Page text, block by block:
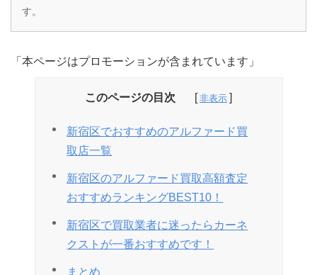
す。
「本ページはプロモーションが含まれています」
このページの目次
新宿区でおすすめのアルファード買
取店一覧
新宿区のアルファード買取高額査定
おすすめランキングBEST10！
新宿区で買取業者に迷ったらカーネ
クストが一番おすすめです！
まとめ